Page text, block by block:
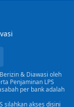
& Diawasi oleh
Penjaminan LPS
per bank adalah
silahkan akses disini